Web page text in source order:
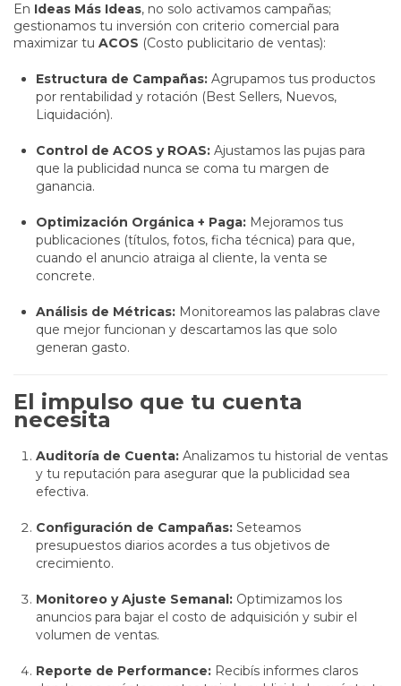
En Ideas Más Ideas, no solo activamos campañas;
gestionamos tu inversión con criterio comercial para
maximizar tu ACOS (Costo publicitario de ventas):
Estructura de Campañas: Agrupamos tus productos
por rentabilidad y rotación (Best Sellers, Nuevos,
Liquidación).
Control de ACOS y ROAS: Ajustamos las pujas para
que la publicidad nunca se coma tu margen de
ganancia.
Optimización Orgánica + Paga: Mejoramos tus
publicaciones (títulos, fotos, ficha técnica) para que,
cuando el anuncio atraiga al cliente, la venta se
concrete.
Análisis de Métricas: Monitoreamos las palabras clave
que mejor funcionan y descartamos las que solo
generan gasto.
El impulso que tu cuenta
necesita
Auditoría de Cuenta: Analizamos tu historial de ventas
y tu reputación para asegurar que la publicidad sea
efectiva.
Configuración de Campañas: Seteamos
presupuestos diarios acordes a tus objetivos de
crecimiento.
Monitoreo y Ajuste Semanal: Optimizamos los
anuncios para bajar el costo de adquisición y subir el
volumen de ventas.
Reporte de Performance: Recibís informes claros